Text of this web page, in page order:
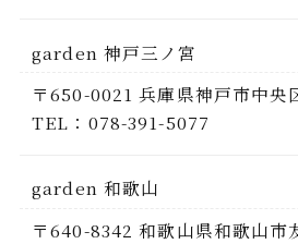
garden 神戸三ノ宮
〒650-0021 兵庫県神戸市中央
TEL：078-391-5077
garden 和歌山
〒640-8342 和歌山県和歌山市